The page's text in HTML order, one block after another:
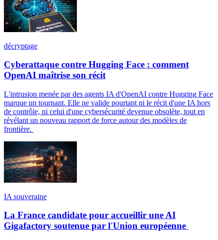
décryptage
Cyberattaque contre Hugging Face : comment
OpenAI maîtrise son récit
L'intrusion menée par des agents IA d'OpenAI contre Hugging Face
marque un tournant. Elle ne valide pourtant ni le récit d'une IA hors
de contrôle, ni celui d'une cybersécurité devenue obsolète, tout en
révélant un nouveau rapport de force autour des modèles de
frontière.
IA souveraine
La France candidate pour accueillir une AI
Gigafactory soutenue par l'Union européenne